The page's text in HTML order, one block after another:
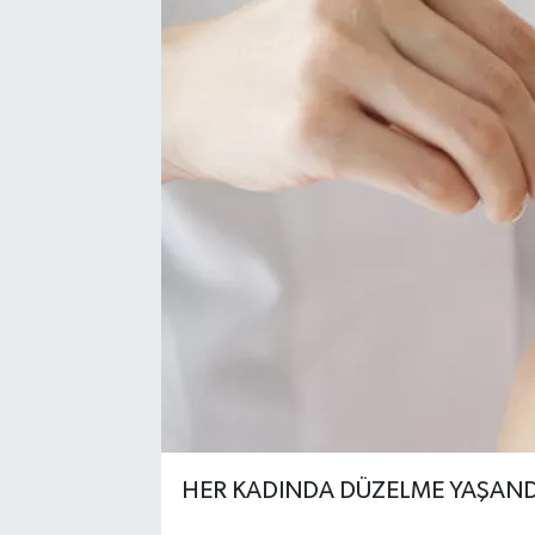
HER KADINDA DÜZELME